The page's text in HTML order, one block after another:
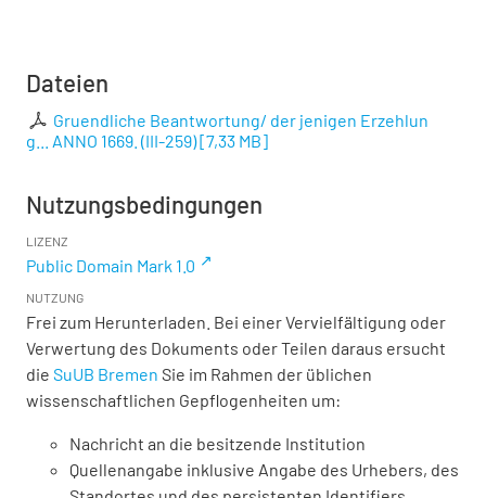
Dateien
Gruendliche Beantwortung/ der jenigen Erzehlun
g... ANNO 1669. (III-259)[7,33 MB]
Nutzungsbedingungen
LIZENZ
Public Domain Mark 1.0
NUTZUNG
Frei zum Herunterladen. Bei einer Vervielfältigung oder
Verwertung des Dokuments oder Teilen daraus ersucht
die SuUB Bremen Sie im Rahmen der üblichen
wissenschaftlichen Gepflogenheiten um:
Nachricht an die besitzende Institution
Quellenangabe inklusive Angabe des Urhebers, des